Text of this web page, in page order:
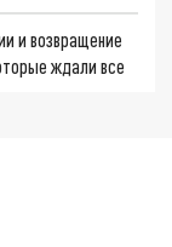
и возвращение
ждали все